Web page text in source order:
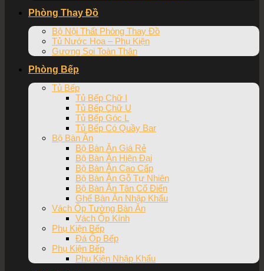
Phòng Thay Đồ
Bộ Nội Thất Phòng Thay Đồ
Tủ Nước Hoa – Phụ Kiện
Gương Soi Toàn Thân
Phòng Bếp
Tủ Bếp
Tủ Bếp Chữ I
Tủ Bếp Chữ U
Tủ Bếp Góc L
Tủ Bếp Có Quầy Bar
Bộ Bàn Ăn
Bộ Bàn Ăn Giá Rẻ
Bộ Bàn Ăn Hiện Đại
Bộ Bàn Ăn Cao Cấp
Bộ Bàn Ăn Gỗ Tự Nhiên
Bộ Bàn Ăn Tân Cổ Điển
Ghế Bàn Ăn Nhập Khẩu
Vách Ốp Tường Bàn Ăn
Vách Ốp Kính
Phụ Kiện Bếp
Đá Ốp Bếp
Phụ Kiện Bếp
Phụ Kiện Nhập Khẩu